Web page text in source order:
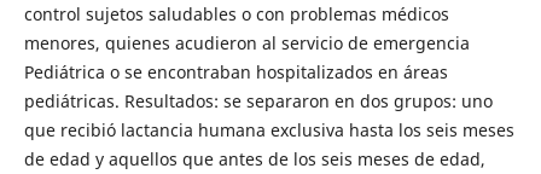
control sujetos saludables o con problemas médicos
menores, quienes acudieron al servicio de emergencia
Pediátrica o se encontraban hospitalizados en áreas
pediátricas. Resultados: se separaron en dos grupos: uno
que recibió lactancia humana exclusiva hasta los seis meses
de edad y aquellos que antes de los seis meses de edad,